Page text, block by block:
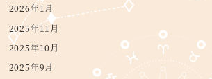
2026年1月
2025年11月
2025年10月
2025年9月